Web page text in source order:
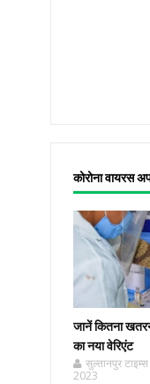
कोरोना वायरस
जानें कितना
का नया वेरिएंट
सुल्तानपुर टाइम्स
2023